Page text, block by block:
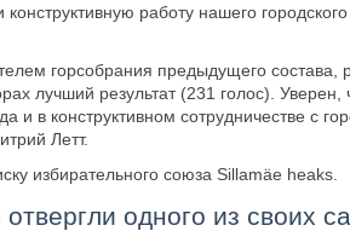
конструктивную работу нашего
горсобрания предыдущего состава,
лучший результат (231 голос). Уверен,
и в конструктивном сотрудничестве с
Летт.
избирательного союза Sillamäe heaks.
одного из своих